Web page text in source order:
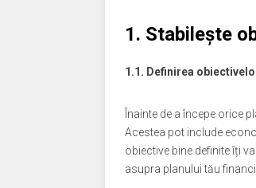
1. Stabilește
1.1. Definirea
Înainte de a începe orice
Acestea pot include
obiective bine definite îți
asupra planului tău